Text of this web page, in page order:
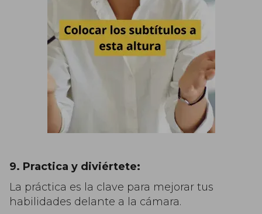
9. Practica y diviértete:
La práctica es la clave para mejorar tus
habilidades delante a la cámara.